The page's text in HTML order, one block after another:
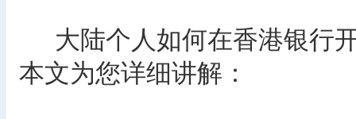
大陆个人如何在香港银行
本文为您详细讲解：